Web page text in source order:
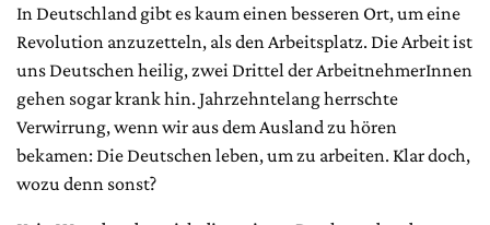
In Deutschland gibt es kaum einen besseren Ort, um eine
Revolution anzuzetteln, als den Arbeitsplatz. Die Arbeit ist
uns Deutschen heilig, zwei Drittel der ArbeitnehmerInnen
gehen sogar krank hin. Jahrzehntelang herrschte
Verwirrung, wenn wir aus dem Ausland zu hören
bekamen: Die Deutschen leben, um zu arbeiten. Klar doch,
wozu denn sonst?